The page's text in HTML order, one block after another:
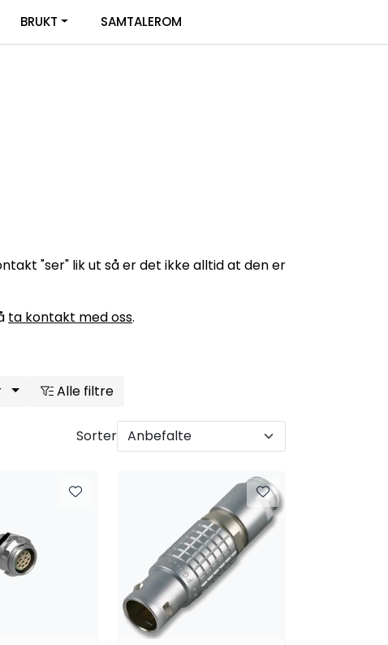
Infosenter Favoritter
BRUKT SAMTALEROM
"ser" lik ut så er det ikke alltid at den er
ta kontakt med oss.
Alle filtre
Sorter